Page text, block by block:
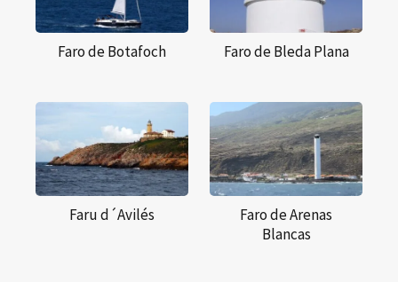
Faro de Botafoch Faro de Bleda Plana
Faru d´Avilés
Faro de Arenas
Blancas